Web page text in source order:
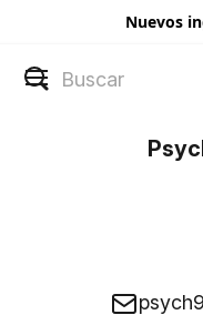
Nuevos